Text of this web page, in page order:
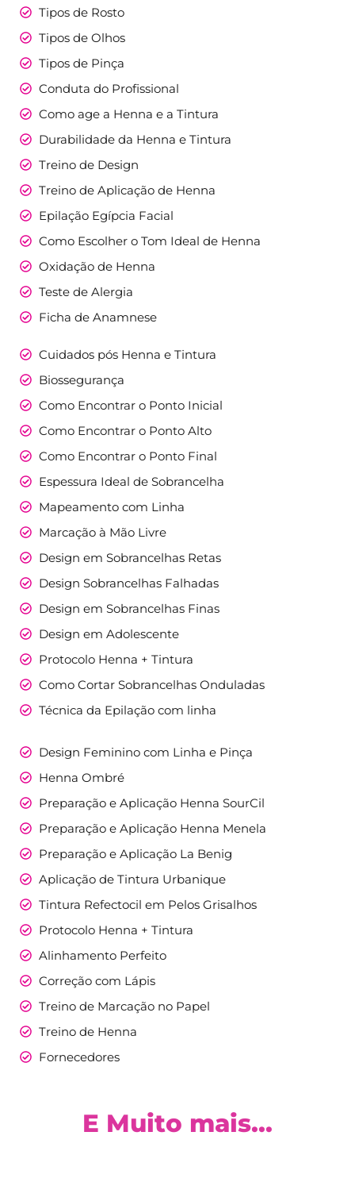
Tipos de Rosto
Tipos de Olhos
Tipos de Pinça
Conduta do Profissional
Como age a Henna e a Tintura
Durabilidade da Henna e Tintura
Treino de Design
Treino de Aplicação de Henna
Epilação Egípcia Facial
Como Escolher o Tom Ideal de Henna
Oxidação de Henna
Teste de Alergia​
Ficha de Anamnese​
Cuidados pós Henna e Tintura
Biossegurança
Como Encontrar o Ponto Inicial
Como Encontrar o Ponto Alto
Como Encontrar o Ponto Final
Espessura Ideal de Sobrancelha
Mapeamento com Linha
Marcação à Mão Livre
Design em Sobrancelhas Retas
Design Sobrancelhas Falhadas
Design em Sobrancelhas Finas
Design em Adolescente
Protocolo Henna + Tintura
Como Cortar Sobrancelhas Onduladas
Técnica da Epilação com linha
Design Feminino com Linha e Pinça
Henna Ombré
Preparação e Aplicação Henna SourCil
Preparação e Aplicação Henna Menela
Preparação e Aplicação La Benig
Aplicação de Tintura Urbanique
Tintura Refectocil em Pelos Grisalhos
Protocolo Henna + Tintura
Alinhamento Perfeito
Correção com Lápis
Treino de Marcação no Papel
Treino de Henna
Fornecedores
E Muito mais...